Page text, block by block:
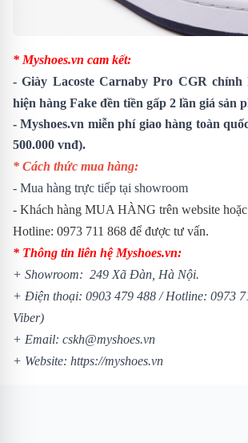
* Myshoes.vn cam kết:
-Giày Lacoste Carnaby Pro CGRchính
hiện hàng Fake đền tiền gấp 2 lần giá sản
- Myshoes.vn miễn phí giao hàng toàn
500.000 vnđ).
* Cách thức mua hàng:
- Mua hàng trực tiếp tại showroom
- Khách hàng MUA HÀNG trên website
Hotline: 0973 711 868 để được tư vấn.
* Thông tin liên hệ Myshoes.vn:
+ Showroom: 249 Xã Đàn, Hà Nội.
+ Điện thoại: 0903 479 488 /Hotline: 0973
Viber)
+ Email: cskh@myshoes.vn
+ Website: https://myshoes.vn